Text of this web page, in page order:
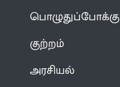
பொழுதுப்போக்கு
குற்றம்
அரசியல்